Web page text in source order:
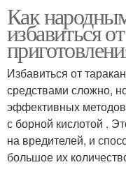
Как
избавиться
Избавиться от
средствами сложно,
эффективных
с борной кислотой .
на вредителей, и
большое их